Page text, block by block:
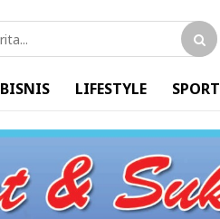
BISNIS LIFESTYLE SPORT